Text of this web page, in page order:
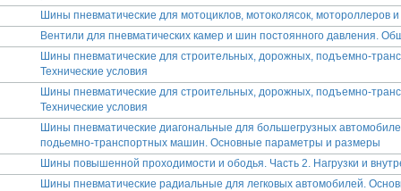
Шины пневматические для мотоциклов, мотоколясок, мотороллеров
Вентили для пневматических камер и шин постоянного давления.
Шины пневматические для строительных, дорожных, подъемно-
Технические условия
Шины пневматические для строительных, дорожных, подъемно-
Технические условия
Шины пневматические диагональные для большегрузных
подьемно-транспортных машин. Основные параметры и размеры
Шины повышенной проходимости и ободья. Часть 2. Нагрузки и
Шины пневматические радиальные для легковых автомобилей.